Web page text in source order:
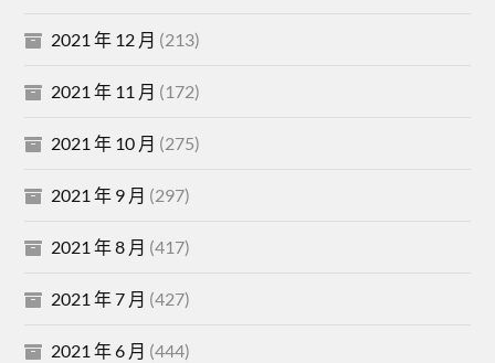
2021 年 12 月 (213)
2021 年 11 月 (172)
2021 年 10 月 (275)
2021 年 9 月 (297)
2021 年 8 月 (417)
2021 年 7 月 (427)
2021 年 6 月 (444)